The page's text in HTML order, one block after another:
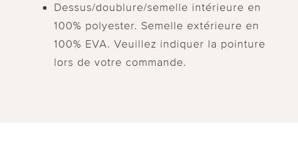
Dessus/doublure/semelle intérieure en
100% polyester. Semelle extérieure en
100% EVA. Veuillez indiquer la pointure
lors de votre commande.